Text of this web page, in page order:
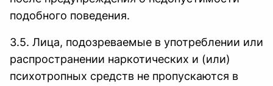
подобного поведения.
3.5. Лица, подозреваемые в употреблении или
распространении наркотических и (или)
психотропных средств не пропускаются в